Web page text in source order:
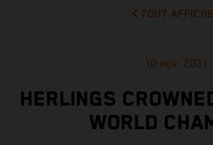
TOUT
10 nov. 2021
HERLINGS
WORLD